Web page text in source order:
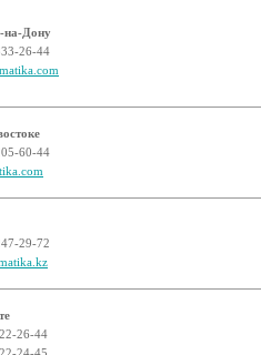
на-Дону
26-44
60-44
29-72
26-44